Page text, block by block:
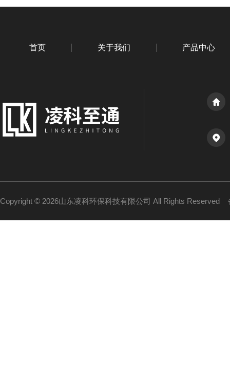
首页 关于我们 产品中心
Copyright © 2026山东凌科环保科技有限公司 All Rights Reserved